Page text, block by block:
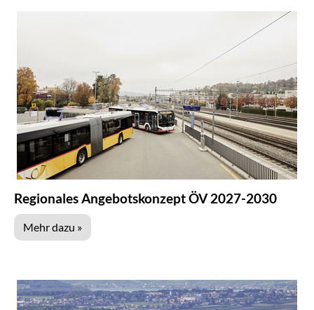
Regionales Angebotskonzept ÖV 2027-2030
Mehr dazu »